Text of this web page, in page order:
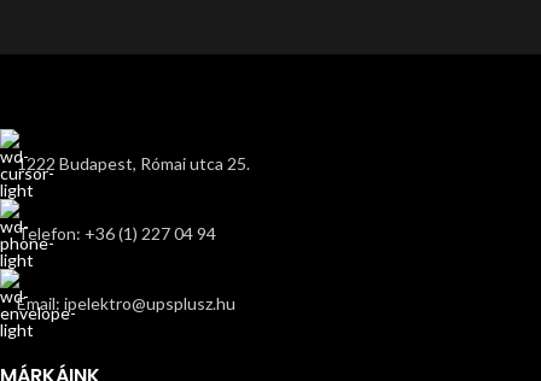
1222 Budapest, Római utca 25.
Telefon: +36 (1) 227 04 94
Email: ipelektro@upsplusz.hu